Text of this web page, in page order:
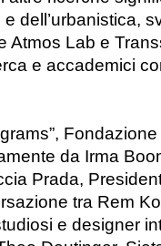
dell’urbanistica,
Atmos Lab e
e accademici
da Irma
Prada,
tra Rem
e designer